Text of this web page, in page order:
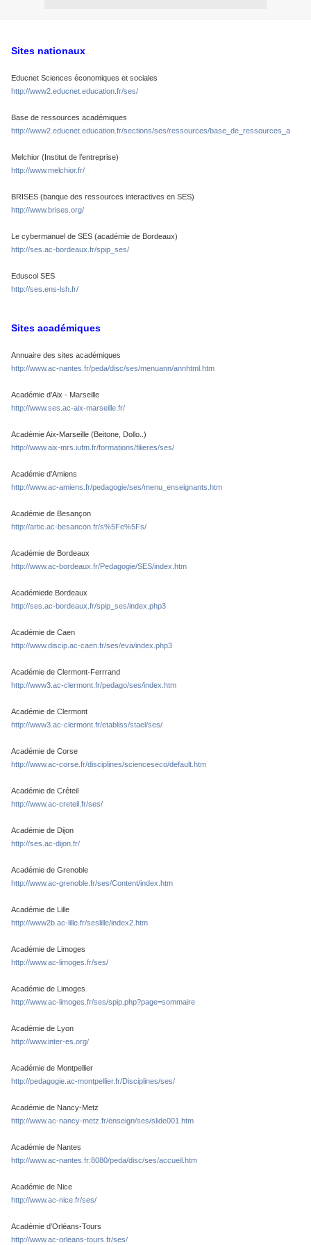
Sites nationaux
Educnet Sciences économiques et sociales
http://www2.educnet.education.fr/ses/
Base de ressources académiques
http://www2.educnet.education.fr/sections/ses/ressources/base_de_ressources_a
Melchior (Institut de l’entreprise)
http://www.melchior.fr/
BRISES (banque des ressources interactives en SES)
http://www.brises.org/
Le cybermanuel de SES (académie de Bordeaux)
http://ses.ac-bordeaux.fr/spip_ses/
Eduscol SES
http://ses.ens-lsh.fr/
Sites académiques
Annuaire des sites académiques
http://www.ac-nantes.fr/peda/disc/ses/menuann/annhtml.htm
Académie d’Aix - Marseille
http://www.ses.ac-aix-marseille.fr/
Académie Aix-Marseille (Beitone, Dollo..)
http://www.aix-mrs.iufm.fr/formations/filieres/ses/
Académie d’Amiens
http://www.ac-amiens.fr/pedagogie/ses/menu_enseignants.htm
Académie de Besançon
http://artic.ac-besancon.fr/s%5Fe%5Fs/
Académie de Bordeaux
http://www.ac-bordeaux.fr/Pedagogie/SES/index.htm
Académiede Bordeaux
http://ses.ac-bordeaux.fr/spip_ses/index.php3
Académie de Caen
http://www.discip.ac-caen.fr/ses/eva/index.php3
Académie de Clermont-Ferrrand
http://www3.ac-clermont.fr/pedago/ses/index.htm
Académie de Clermont
http://www3.ac-clermont.fr/etabliss/stael/ses/
Académie de Corse
http://www.ac-corse.fr/disciplines/scienceseco/default.htm
Académie de Créteil
http://www.ac-creteil.fr/ses/
Académie de Dijon
http://ses.ac-dijon.fr/
Académie de Grenoble
http://www.ac-grenoble.fr/ses/Content/index.htm
Académie de Lille
http://www2b.ac-lille.fr/seslille/index2.htm
Académie de Limoges
http://www.ac-limoges.fr/ses/
Académie de Limoges
http://www.ac-limoges.fr/ses/spip.php?page=sommaire
Académie de Lyon
http://www.inter-es.org/
Académie de Montpellier
http://pedagogie.ac-montpellier.fr/Disciplines/ses/
Académie de Nancy-Metz
http://www.ac-nancy-metz.fr/enseign/ses/slide001.htm
Académie de Nantes
http://www.ac-nantes.fr:8080/peda/disc/ses/accueil.htm
Académie de Nice
http://www.ac-nice.fr/ses/
Académie d’Orléans-Tours
http://www.ac-orleans-tours.fr/ses/